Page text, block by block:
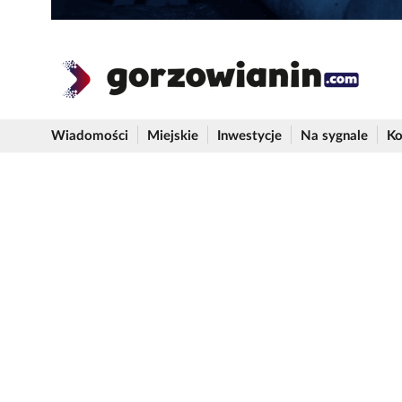
Wiadomości Miejskie Inwestycje Na sygnale